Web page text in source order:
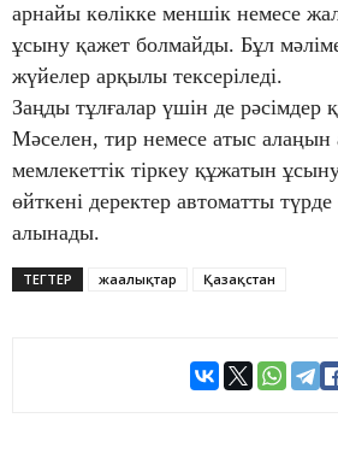
арнайы көлікке меншік немесе
ұсыну қажет болмайды. Бұл
жүйелер арқылы тексеріледі.
Заңды тұлғалар үшін де рәсімдер
Мәселен, тир немесе атыс алаңын
мемлекеттік тіркеу құжатын
өйткені деректер автоматты түрде
алынады.
ТЕГТЕР жаңалықтар Қазақстан